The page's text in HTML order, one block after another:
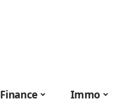
Finance Immo